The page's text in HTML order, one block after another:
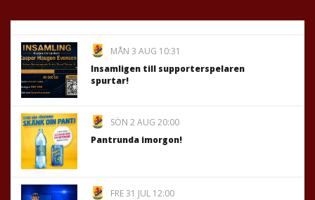
MÅN 3 AUG 10:31
Insamligen till supporterspelaren
spurtar!
SÖN 2 AUG 20:00
Pantrunda imorgon!
FRE 31 JUL 12:00